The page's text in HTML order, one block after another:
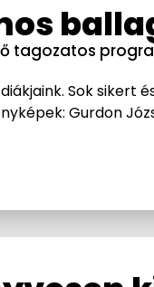
tagozatos
Sok sikert
Gurdon